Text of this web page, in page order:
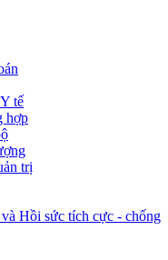
tế
hợp
trị
Hồi sức tích cực - chống